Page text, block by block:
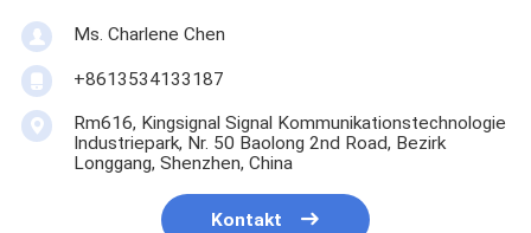
Ms. Charlene Chen
+8613534133187
Rm616, Kingsignal Signal Kommunikationstechnologie
Industriepark, Nr. 50 Baolong 2nd Road, Bezirk
Longgang, Shenzhen, China
Kontakt